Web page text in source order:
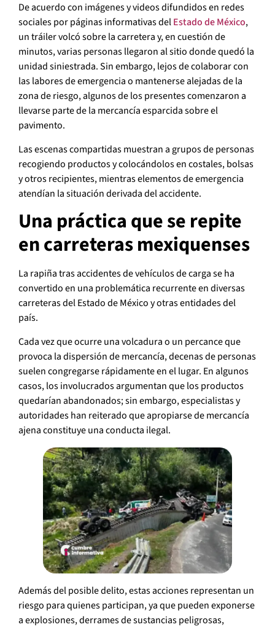
De acuerdo con imágenes y videos difundidos en redes
sociales por páginas informativas delEstado de México,
un tráiler volcó sobre la carretera y, en cuestión de
minutos, varias personas llegaron al sitio donde quedó la
unidad siniestrada. Sin embargo, lejos de colaborar con
las labores de emergencia o mantenerse alejadas de la
zona de riesgo, algunos de los presentes comenzaron a
llevarse parte de la mercancía esparcida sobre el
pavimento.
Las escenas compartidas muestran a grupos de personas
recogiendo productos y colocándolos en costales, bolsas
y otros recipientes, mientras elementos de emergencia
atendían la situación derivada del accidente.
Una práctica que se repite
en carreteras mexiquenses
La rapiña tras accidentes de vehículos de carga se ha
convertido en una problemática recurrente en diversas
carreteras del Estado de México y otras entidades del
país.
Cada vez que ocurre una volcadura o un percance que
provoca la dispersión de mercancía, decenas de personas
suelen congregarse rápidamente en el lugar. En algunos
casos, los involucrados argumentan que los productos
quedarían abandonados; sin embargo, especialistas y
autoridades han reiterado que apropiarse de mercancía
ajena constituye una conducta ilegal.
Además del posible delito, estas acciones representan un
riesgo para quienes participan, ya que pueden exponerse
a explosiones, derrames de sustancias peligrosas,